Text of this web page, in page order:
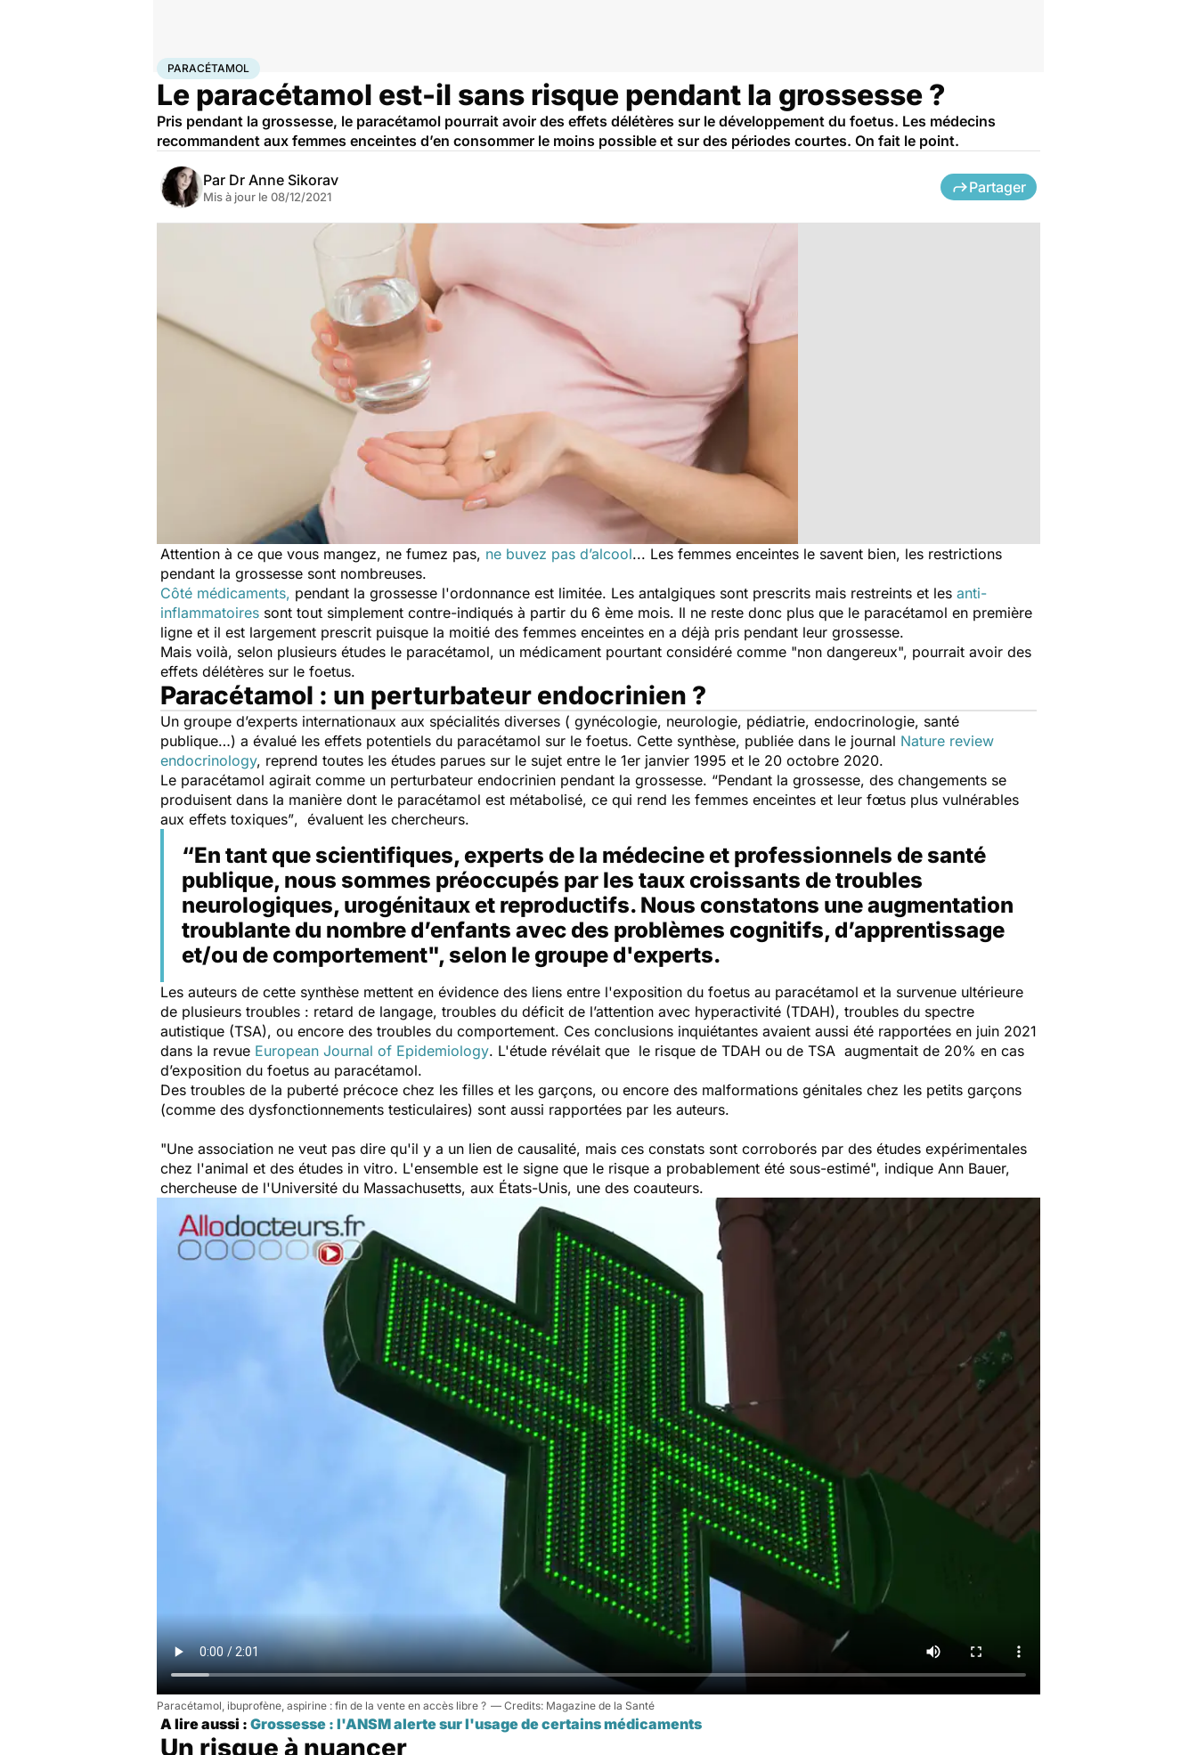
AccueilSantéParacétamol
PARACÉTAMOL
Le paracétamol est-il sans risque pendant la grossesse ?
Pris pendant la grossesse, le paracétamol pourrait avoir des effets délétères sur le développement du foetus. Les médecins
recommandent aux femmes enceintes d’en consommer le moins possible et sur des périodes courtes. On fait le point.
Par Dr Anne Sikorav
Mis à jour le 08/12/2021
Partager
Attention à ce que vous mangez, ne fumez pas, ne buvez pas d’alcool... Les femmes enceintes le savent bien, les restrictions
pendant la grossesse sont nombreuses.
Côté médicaments, pendant la grossesse l'ordonnance est limitée. Les antalgiques sont prescrits mais restreints et les anti-
inflammatoires sont tout simplement contre-indiqués à partir du 6 ème mois. Il ne reste donc plus que le paracétamol en première
ligne et il est largement prescrit puisque la moitié des femmes enceintes en a déjà pris pendant leur grossesse.
Mais voilà, selon plusieurs études le paracétamol, un médicament pourtant considéré comme "non dangereux", pourrait avoir des
effets délétères sur le foetus.
Paracétamol : un perturbateur endocrinien ?
Un groupe d’experts internationaux aux spécialités diverses ( gynécologie, neurologie, pédiatrie, endocrinologie, santé
publique…) a évalué les effets potentiels du paracétamol sur le foetus. Cette synthèse, publiée dans le journal Nature review
endocrinology, reprend toutes les études parues sur le sujet entre le 1er janvier 1995 et le 20 octobre 2020.
Le paracétamol agirait comme un perturbateur endocrinien pendant la grossesse. “Pendant la grossesse, des changements se
produisent dans la manière dont le paracétamol est métabolisé, ce qui rend les femmes enceintes et leur fœtus plus vulnérables
aux effets toxiques”, évaluent les chercheurs.
“En tant que scientifiques, experts de la médecine et professionnels de santé
publique, nous sommes préoccupés par les taux croissants de troubles
neurologiques, urogénitaux et reproductifs. Nous constatons une augmentation
troublante du nombre d’enfants avec des problèmes cognitifs, d’apprentissage
et/ou de comportement", selon le groupe d'experts.
Les auteurs de cette synthèse mettent en évidence des liens entre l'exposition du foetus au paracétamol et la survenue ultérieure
de plusieurs troubles : retard de langage, troubles du déficit de l’attention avec hyperactivité (TDAH), troubles du spectre
autistique (TSA), ou encore des troubles du comportement. Ces conclusions inquiétantes avaient aussi été rapportées en juin 2021
dans la revue European Journal of Epidemiology. L'étude révélait que le risque de TDAH ou de TSA augmentait de 20% en cas
d’exposition du foetus au paracétamol.
Des troubles de la puberté précoce chez les filles et les garçons, ou encore des malformations génitales chez les petits garçons
(comme des dysfonctionnements testiculaires) sont aussi rapportées par les auteurs.
"Une association ne veut pas dire qu'il y a un lien de causalité, mais ces constats sont corroborés par des études expérimentales
chez l'animal et des études in vitro. L'ensemble est le signe que le risque a probablement été sous-estimé", indique Ann Bauer,
chercheuse de l'Université du Massachusetts, aux États-Unis, une des coauteurs.
Paracétamol, ibuprofène, aspirine : fin de la vente en accès libre ? Magazine de la Santé
A lire aussi : Grossesse : l'ANSM alerte sur l'usage de certains médicaments
Un risque à nuancer